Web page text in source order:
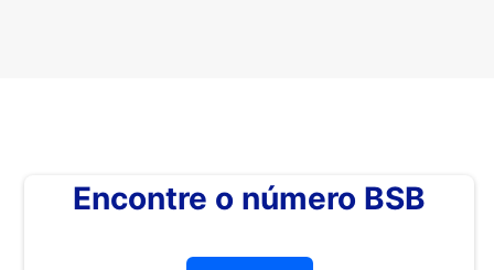
Encontre o número BSB